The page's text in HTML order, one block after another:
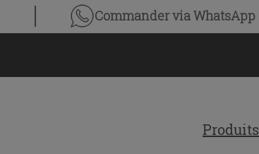
Commander via WhatsApp
Produits